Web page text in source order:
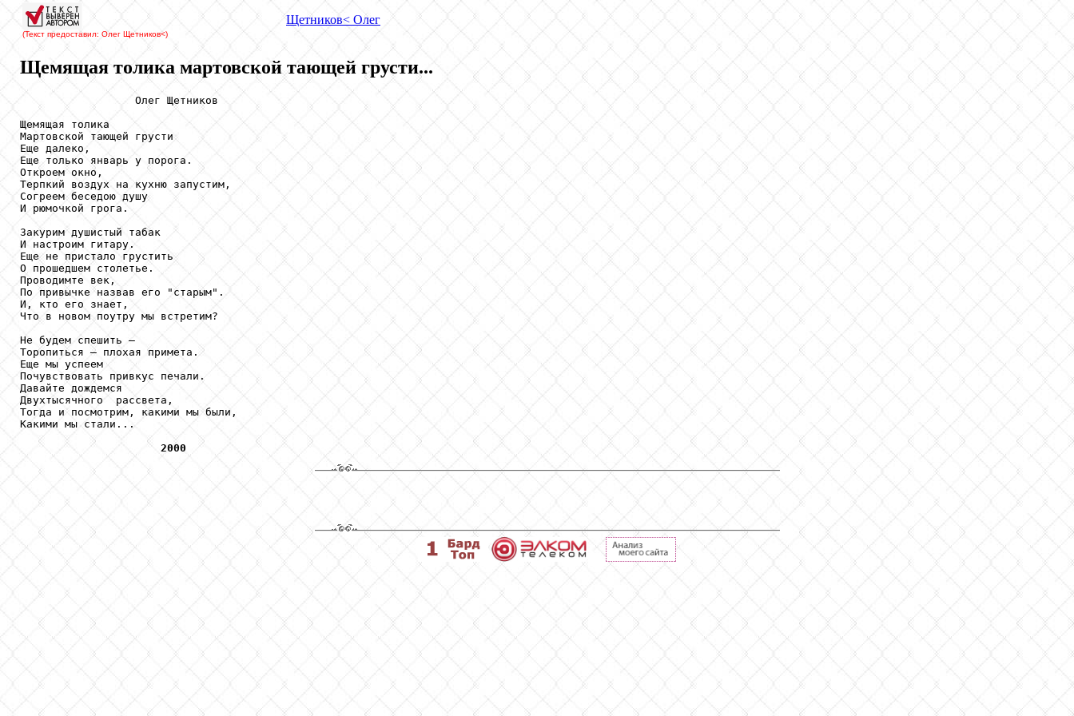
(Текст предоставил: Олег Щетников<)
Щетников< Олег
Щемящая толика мартовской тающей грусти...
                  Олег Щетников
Щемящая толика
Мартовской тающей грусти
Еще далеко,
Еще только январь у порога.
Откроем окно,
Терпкий воздух на кухню запустим,
Согреем беседою душу
И рюмочкой грога.
Закурим душистый табак
И настроим гитару.
Еще не пристало грустить
О прошедшем столетье.
Проводимте век,
По привычке назвав его "старым".
И, кто его знает,
Что в новом поутру мы встретим?
Не будем спешить –
Торопиться – плохая примета.
Еще мы успеем
Почувствовать привкус печали.
Давайте дождемся
Двухтысячного  рассвета,
Тогда и посмотрим, какими мы были,
Какими мы стали...
2000